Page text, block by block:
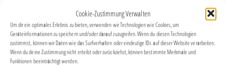
Cookie-Zustimmung Verwalten
Um dir ein optimales Erlebnis zu bieten, verwenden wir Technologien wie Cookies, um
Geräteinformationen zu speichern und/oder darauf zuzugreifen. Wenn du diesen Technologien
zustimmst, können wir Daten wie das Surfverhalten oder eindeutige IDs auf dieser Website verarbeiten.
Wenn du deine Zustimmung nicht erteilst oder zurückziehst, können bestimmte Merkmale und
Funktionen beeinträchtigt werden.